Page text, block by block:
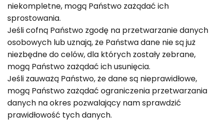
niekompletne, mogą Państwo zażądać ich
sprostowania.
Jeśli cofną Państwo zgodę na przetwarzanie danych
osobowych lub uznają, że Państwa dane nie są już
niezbędne do celów, dla których zostały zebrane,
mogą Państwo zażądać ich usunięcia.
Jeśli zauważą Państwo, że dane są nieprawidłowe,
mogą Państwo zażądać ograniczenia przetwarzania
danych na okres pozwalający nam sprawdzić
prawidłowość tych danych.